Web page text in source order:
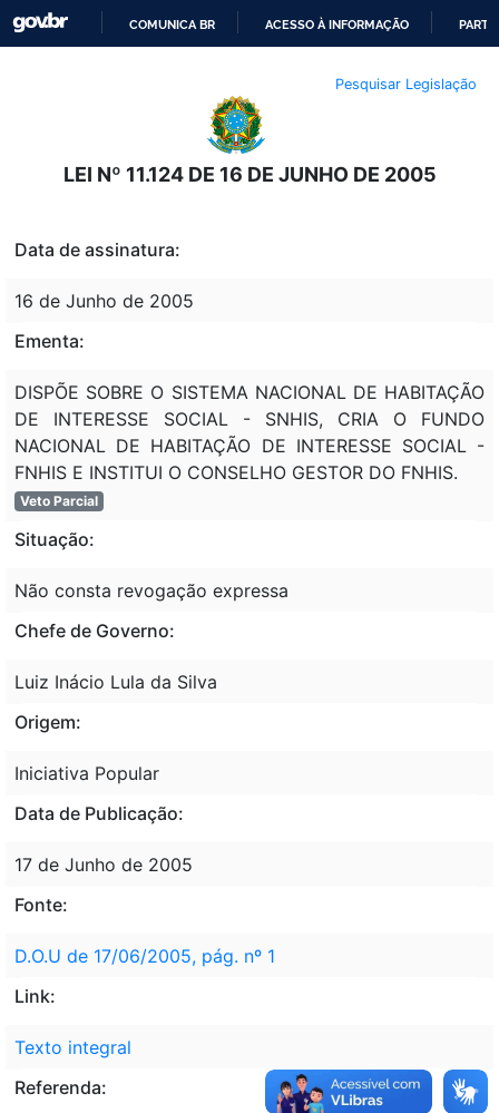
O
CONTEÚDO
COMUNICA BR ACESSO À INFORMAÇÃO
Pesquisar Legislação
LEI Nº 11.124 DE 16 DE JUNHO DE 2005
Data de assinatura:
16 de Junho de 2005
Ementa:
DISPÕE SOBRE O SISTEMA NACIONAL DE HABITAÇÃO
DE INTERESSE SOCIAL - SNHIS, CRIA O FUNDO
NACIONAL DE HABITAÇÃO DE INTERESSE SOCIAL -
FNHIS E INSTITUI O CONSELHO GESTOR DO FNHIS.
Veto Parcial
Situação:
Não consta revogação expressa
Chefe de Governo:
Luiz Inácio Lula da Silva
Origem:
Iniciativa Popular
Data de Publicação:
17 de Junho de 2005
Fonte:
D.O.U de 17/06/2005, pág. nº 1
Link:
Texto integral
Referenda: